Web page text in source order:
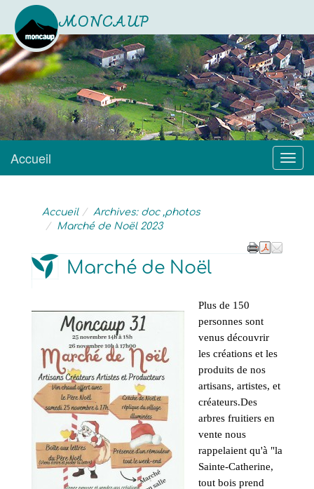
MONCAUP
Site officiel
Menu
Accueil
Accueil
Archives: doc ,photos
Marché de Noël 2023
Marché de Noël
Plus de 150
personnes sont
venus découvrir
les créations et les
produits de nos
artisans, artistes, et
créateurs.Des
arbres fruitiers en
vente nous
rappelaient qu'à "la
Sainte-Catherine,
tout bois prend